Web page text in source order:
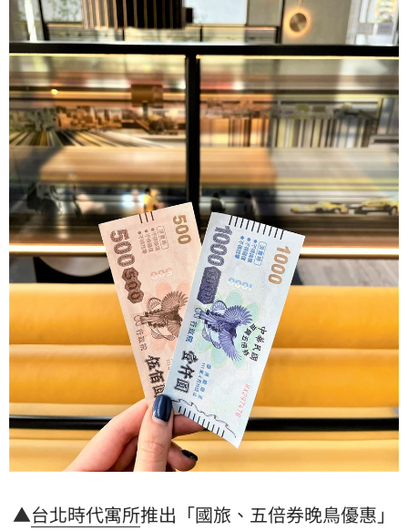
▲台北時代寓所推出「國旅、五倍券晚鳥優惠」